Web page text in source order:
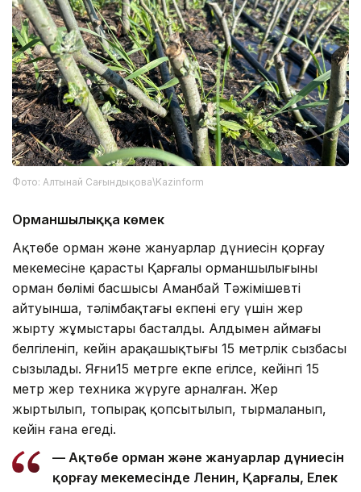
Фото: Алтынай Сағындықова\Kazinform
Орманшылыққа көмек
Ақтөбе орман және жануарлар дүниесін қорғау
мекемесіне қарасты Қарғалы орманшылығының
орман бөлімі басшысы Аманбай Тәжімішевтің
айтуынша, тәлімбақтағы екпені егу үшін жер
жырту жұмыстары басталды. Алдымен аймағы
белгіленіп, кейін арақашықтығы 15 метрлік сызбасы
сызылады. Яғни15 метрге екпе егілсе, кейінгі 15
метр жер техника жүруге арналған. Жер
жыртылып, топырақ қопсытылып, тырмаланып,
кейін ғана егеді.
— Ақтөбе орман және жануарлар дүниесін
қорғау мекемесінде Ленин, Қарғалы, Елек